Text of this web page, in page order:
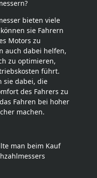
bieten viele
sie Fahrern
Motors zu
auch dabei helfen,
zu optimieren,
führt.
sie dabei, die
des Fahrers zu
Fahren bei hoher
machen.
man beim Kauf